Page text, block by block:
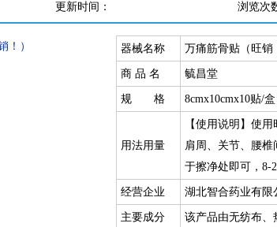
更新时间： 浏览次
器械名称 万痛筋骨贴（旺销
商 品 名 毓昌堂
规 格 8cmx10cmx10贴/盒
用法用量
【使用说明】使
肩周、关节、腰
于擦净处即可，8-
经营企业 湖北智合药业有限
主要成分 该产品由无纺布、